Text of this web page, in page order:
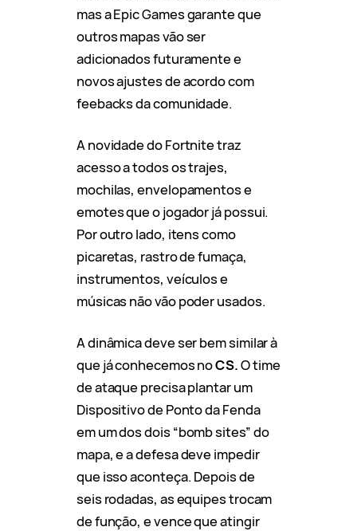
mas a Epic Games garante que
outros mapas vão ser
adicionados futuramente e
novos ajustes de acordo com
feebacks da comunidade.
A novidade do Fortnite traz
acesso a todos os trajes,
mochilas, envelopamentos e
emotes que o jogador já possui.
Por outro lado, itens como
picaretas, rastro de fumaça,
instrumentos, veículos e
músicas não vão poder usados.
A dinâmica deve ser bem similar à
que já conhecemos noCS.O time
de ataque precisa plantar um
Dispositivo de Ponto da Fenda
em um dos dois “bomb sites” do
mapa, e a defesa deve impedir
que isso aconteça. Depois de
seis rodadas, as equipes trocam
de função, e vence que atingir